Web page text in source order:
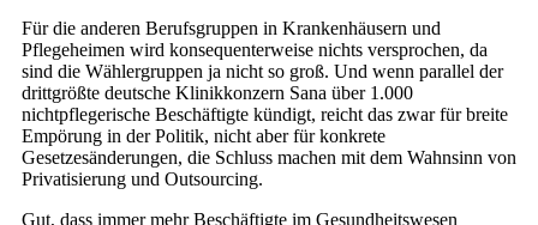
Für die anderen Berufsgruppen in Krankenhäusern und
Pflegeheimen wird konsequenterweise nichts versprochen, da
sind die Wählergruppen ja nicht so groß. Und wenn parallel der
drittgrößte deutsche Klinikkonzern Sana über 1.000
nichtpflegerische Beschäftigte kündigt, reicht das zwar für breite
Empörung in der Politik, nicht aber für konkrete
Gesetzesänderungen, die Schluss machen mit dem Wahnsinn von
Privatisierung und Outsourcing.
Gut, dass immer mehr Beschäftigte im Gesundheitswesen